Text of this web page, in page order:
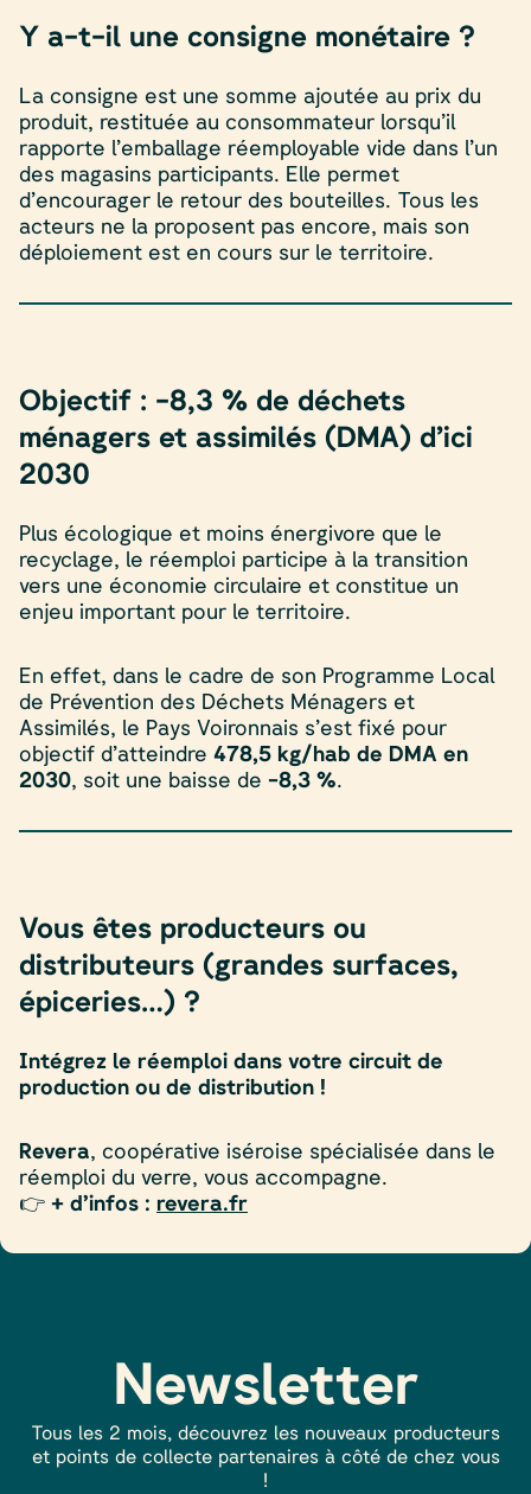
Y a-t-il une consigne monétaire ?
La consigne est une somme ajoutée au prix du
produit, restituée au consommateur lorsqu’il
rapporte l’emballage réemployable vide dans l’un
des magasins participants. Elle permet
d’encourager le retour des bouteilles. Tous les
acteurs ne la proposent pas encore, mais son
déploiement est en cours sur le territoire.
Objectif : -8,3 % de déchets
ménagers et assimilés (DMA) d’ici
2030
Plus écologique et moins énergivore que le
recyclage, le réemploi participe à la transition
vers une économie circulaire et constitue un
enjeu important pour le territoire.
En effet, dans le cadre de son Programme Local
de Prévention des Déchets Ménagers et
Assimilés, le Pays Voironnais s’est fixé pour
objectif d’atteindre 478,5 kg/hab de DMA en
2030, soit une baisse de -8,3 %.
Vous êtes producteurs ou
distributeurs (grandes surfaces,
épiceries…) ?
Intégrez le réemploi dans votre circuit de
production ou de distribution !
Revera, coopérative iséroise spécialisée dans le
réemploi du verre, vous accompagne.
👉 + d’infos : revera.fr
Newsletter
Tous les 2 mois, découvrez les nouveaux producteurs
et points de collecte partenaires à côté de chez vous
!